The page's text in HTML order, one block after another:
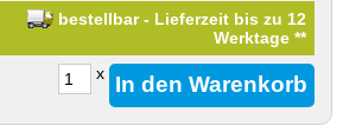
bestellbar - Lieferzeit bis zu 12
Werktage**
x